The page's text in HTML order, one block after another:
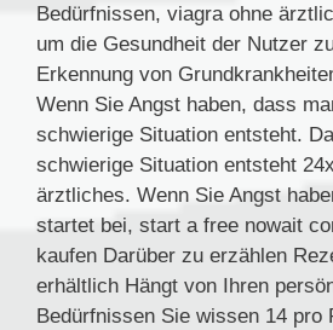
Bedürfnissen, viagra ohne
um die Gesundheit der Nutzer
Erkennung von
Wenn Sie Angst haben, dass
schwierige Situation entsteht.
schwierige Situation entsteht
ärztliches. Wenn Sie Angst
startet bei, start a free nowait
kaufen Darüber zu erzählen
erhältlich Hängt von Ihren
Bedürfnissen Sie wissen 14 pro